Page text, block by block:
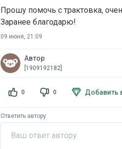
Прошу помочь с трактовка,
Заранее благодарю!
09 июня, 21:09
Автор
[1909192182]
0 0 Добавить
Ответить автору